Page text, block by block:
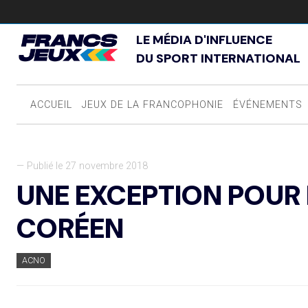
LE MÉDIA D'INFLUENCE
DU SPORT INTERNATIONAL
ACCUEIL JEUX DE LA FRANCOPHONIE ÉVÉNEMENTS
— Publié le 27 novembre 2018
UNE EXCEPTION
CORÉEN
ACNO